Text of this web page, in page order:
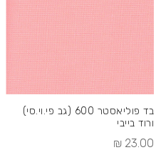
בד פוליאסטר 600 (גב פי.וי.סי)
ורוד בייבי
23.00 ₪